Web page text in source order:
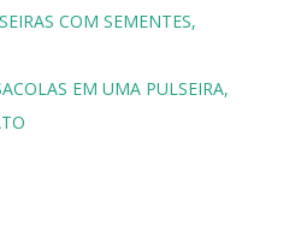
COM SEMENTES
EM UMA PULSEIRA